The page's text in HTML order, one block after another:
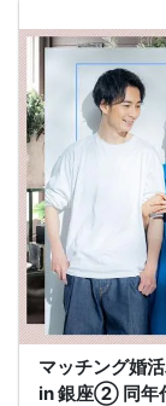
マッチング婚
in 銀座② 同年